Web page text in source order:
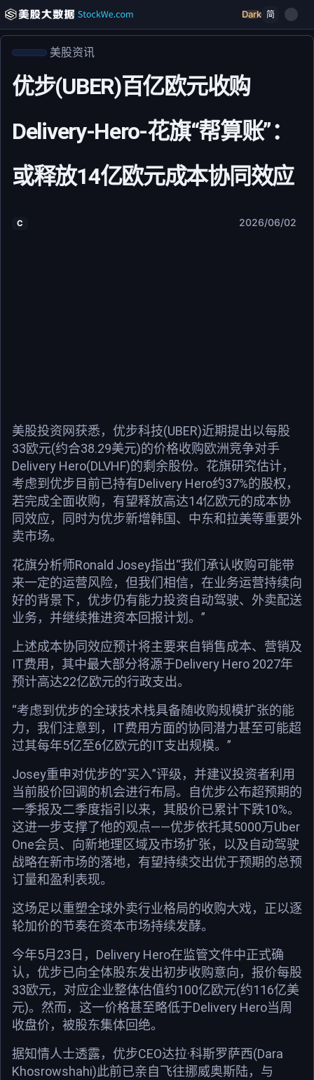
Dark 简
美股资讯
优步(UBER)百亿欧元收购
Delivery-Hero-花旗“帮算账”：
或释放14亿欧元成本协同效应
C 2026/06/02
美股投资网获悉，优步科技(UBER)近期提出以每股
33欧元(约合38.29美元)的价格收购欧洲竞争对手
Delivery Hero(DLVHF)的剩余股份。花旗研究估计，
考虑到优步目前已持有Delivery Hero约37%的股权，
若完成全面收购，有望释放高达14亿欧元的成本协
同效应，同时为优步新增韩国、中东和拉美等重要外
卖市场。
花旗分析师Ronald Josey指出“我们承认收购可能带
来一定的运营风险，但我们相信，在业务运营持续向
好的背景下，优步仍有能力投资自动驾驶、外卖配送
业务，并继续推进资本回报计划。”
上述成本协同效应预计将主要来自销售成本、营销及
IT费用，其中最大部分将源于Delivery Hero 2027年
预计高达22亿欧元的行政支出。
“考虑到优步的全球技术栈具备随收购规模扩张的能
力，我们注意到，IT费用方面的协同潜力甚至可能超
过其每年5亿至6亿欧元的IT支出规模。”
Josey重申对优步的“买入”评级，并建议投资者利用
当前股价回调的机会进行布局。自优步公布超预期的
一季报及二季度指引以来，其股价已累计下跌10%。
这进一步支撑了他的观点——优步依托其5000万Uber
One会员、向新地理区域及市场扩张，以及自动驾驶
战略在新市场的落地，有望持续交出优于预期的总预
订量和盈利表现。
这场足以重塑全球外卖行业格局的收购大戏，正以逐
轮加价的节奏在资本市场持续发酵。
今年5月23日，Delivery Hero在监管文件中正式确
认，优步已向全体股东发出初步收购意向，报价每股
33欧元，对应企业整体估值约100亿欧元(约116亿美
元)。然而，这一价格甚至略低于Delivery Hero当周
收盘价，被股东集体回绝。
据知情人士透露，优步CEO达拉·科斯罗萨西(Dara
Khosrowshahi)此前已亲自飞往挪威奥斯陆，与